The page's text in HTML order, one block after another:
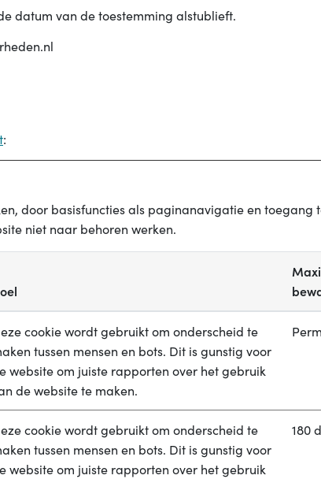
datum van de toestemming alstublieft.
:
door basisfuncties als paginanavigatie en toegang
niet naar behoren werken.
cookie wordt gebruikt om onderscheid te
tussen mensen en bots. Dit is gunstig voor
website om juiste rapporten over het gebruik
de website te maken.
cookie wordt gebruikt om onderscheid te
tussen mensen en bots. Dit is gunstig voor
website om juiste rapporten over het gebruik
180